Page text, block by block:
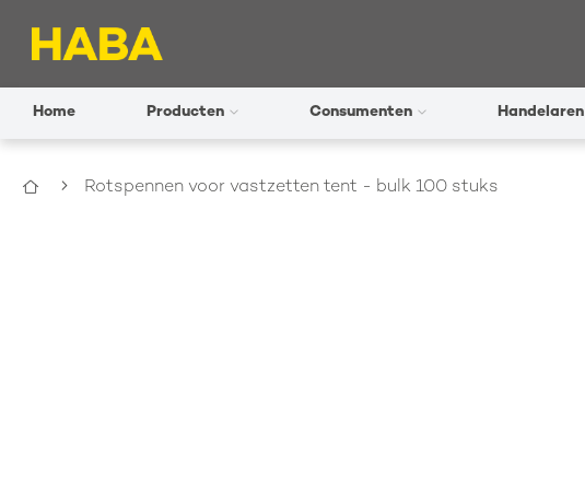
Home Producten Consumenten Handelaren
Home Rotspennen voor vastzetten tent - bulk 100 stuks